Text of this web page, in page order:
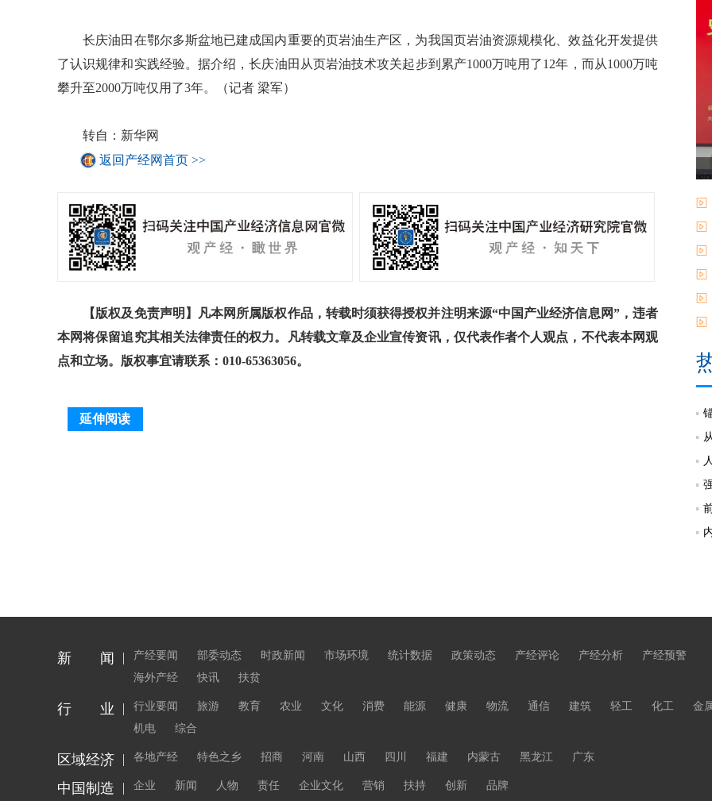
长庆油田在鄂尔多斯盆地已建成国内重要的页岩油生产区，为我国页岩油资源规模化、效益化开发提供
了认识规律和实践经验。据介绍，长庆油田从页岩油技术攻关起步到累产1000万吨用了12年，而从1000万吨
攀升至2000万吨仅用了3年。（记者 梁军）
转自：新华网
返回产经网首页 >>
【版权及免责声明】凡本网所属版权作品，转载时须获得授权并注明来源“中国产业经济信息网”，违者
本网将保留追究其相关法律责任的权力。凡转载文章及企业宣传资讯，仅代表作者个人观点，不代表本网观
点和立场。版权事宜请联系：010-65363056。
延伸阅读
新 闻 产经要闻 部委动态 时政新闻 市场环境 统计数据 政策动态 产经评论 产经分析
产经预警
海外产经
快讯 扶贫
行 业 行业要闻 旅游 教育 农业 文化 消费 能源 健康 物流 通信 建筑 轻工 化工
金
机电
综合
区域经济 各地产经 特色之乡 招商 河南 山西 四川 福建 内蒙古 黑龙江 广东
中国制造 企业 新闻 人物 责任 企业文化 营销 扶持 创新 品牌